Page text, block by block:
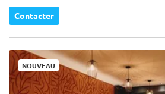
Contacter
NOUVEAU